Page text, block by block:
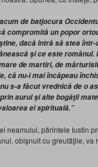
de batjocura
compromită un popor
dacă intră să stea
şi ce este
de martiri, de
că nu-i mai încăpeau
s-a făcut vrednică de o
aurul şi alte bogăţii
ei spirituală.”
neamului, părintele Iustin
obişnuit cu greutăţile,